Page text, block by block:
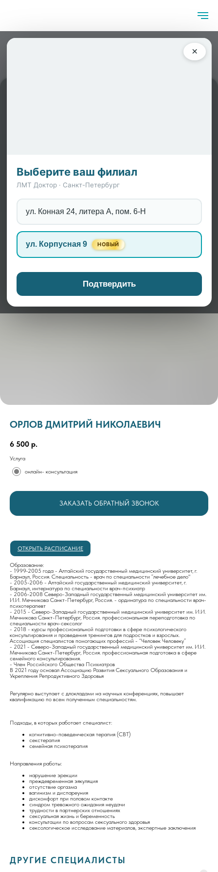
×
Выберите ваш филиал
ЛМТ Доктор · Санкт-Петербург
ул. Конная 24, литера А, пом. 6-Н
ул. Корпусная 9 НОВЫЙ
Подтвердить
ОРЛОВ ДМИТРИЙ НИКОЛАЕВИЧ
6 500 р.
Услуга
онлайн- консультация
ЗАКАЗАТЬ ОБРАТНЫЙ ЗВОНОК
ОТКРЫТЬ РАСПИСАНИЕ
Образование:
- 1999-2005 года - Алтайский государственный медицинский университет, г.
Барнаул, Россия. Специальность - врач по специальности “лечебное дело"
- 2005-2006 - Алтайский государственный медицинский университет, г.
Барнаул, интернатура по специальности врач-психиатр
- 2006-2008 Северо-Западный государственный медицинский университет им.
И.И. Мечникова Санкт-Петербург, Россия. - ординатура по специальности врач-
психотерапевт
- 2015 - Северо-Западный государственный медицинский университет им. И.И.
Мечникова Санкт-Петербург, Россия. профессиональная переподготовка по
специальности врач-сексолог
- 2018 - курсы профессиональной подготовки в сфере психологического
консультирования и проведения тренингов для подростков и взрослых.
Ассоциация специалистов помогающих профессий - “Человек Человеку”
- 2021 - Северо-Западный государственный медицинский университет им. И.И.
Мечникова Санкт-Петербург, Россия. профессиональная подготовка в сфере
семейного консультирования.
- Член Российского Общества Психиатров
В 2021 году основал Ассоциацию Развития Сексуального Образования и
Укрепления Репродуктивного Здоровья
Регулярно выступает с длокладами на научных конференциях, повышает
квалификацию по всем полученным специальностям.
Подходы, в которых работает специалист:
когнитивно-поведенческая терапия (CBT)
секстерапия
семейная психотерапия
Направления работы:
нарушение эрекции
преждевременная эякуляция
отсутствие оргазма
вагинизм и диспареуния
дискомфорт при половом контакте
синдром тревожного ожидания неудачи
трудности в партнерских отношениях
сексуальная жизнь и беременность
консультации по вопросам сексуального здоровья
сексологическое исследование материалов, экспертные заключения
ДРУГИЕ СПЕЦИАЛИСТЫ